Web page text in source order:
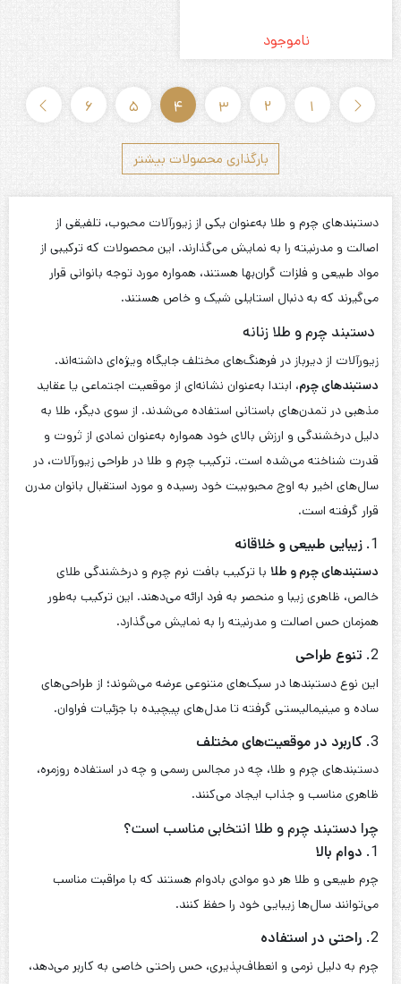
ناموجود
دستبند چرم و طلا زنانه کد 1108
1
2
3
4
5
دستبندهای چرم و طلا به‌عنوان یکی از زیورآلات محبوب، تلفیقی از
اصالت و مدرنیته را به نمایش می‌گذارند. این محصولات که ترکیبی از
مواد طبیعی و فلزات گران‌بها هستند، همواره مورد توجه بانوانی قرار
دستبند چرم و طلا زنانه
زیورآلات از دیرباز در فرهنگ‌های مختلف جایگاه ویژه‌ای داشته‌اند.
دستبندهای چرم، ابتدا به‌عنوان نشانه‌ای از موقعیت اجتماعی یا عقاید
دلیل درخشندگی و ارزش بالای خود همواره به‌عنوان نمادی از ثروت و
قدرت شناخته می‌شده است. ترکیب چرم و طلا در طراحی زیورآلات، در